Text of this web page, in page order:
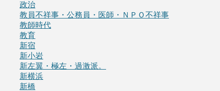
政治
教員不祥事・公務員・医師・ＮＰＯ不祥事
教師時代
教育
新宿
新小岩
新左翼・極左・過激派。
新横浜
新橋